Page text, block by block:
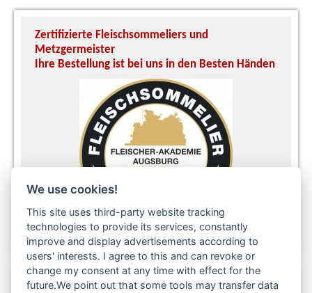
We use cookies!
This site uses third-party website tracking
technologies to provide its services, constantly
improve and display advertisements according to
users' interests. I agree to this and can revoke or
change my consent at any time with effect for the
future.We point out that some tools may transfer data
Zertifizierte Fleischsommeliers und
Metzgermeister
Ihre Bestellung ist bei uns in den Besten Händen